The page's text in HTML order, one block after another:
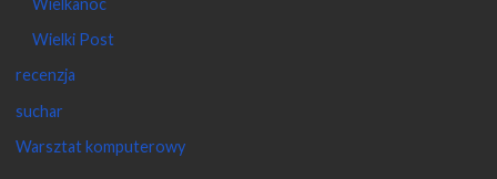
Wielkanoc
Wielki Post
recenzja
suchar
Warsztat komputerowy